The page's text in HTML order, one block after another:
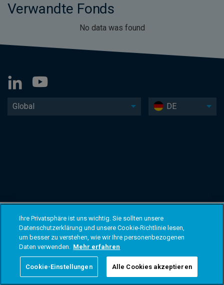
Verwandte Fonds
No data was found
Global DE
Ihre Privatsphäre ist uns wichtig. Sie sollten unsere
Datenschutzerklärung und unsere Cookie-Richtlinie lesen,
um besser zu verstehen, wie wir Ihre personenbezogenen
Daten verwenden. Mehr erfahren
Cookie-Einstellungen Alle Cookies akzeptieren